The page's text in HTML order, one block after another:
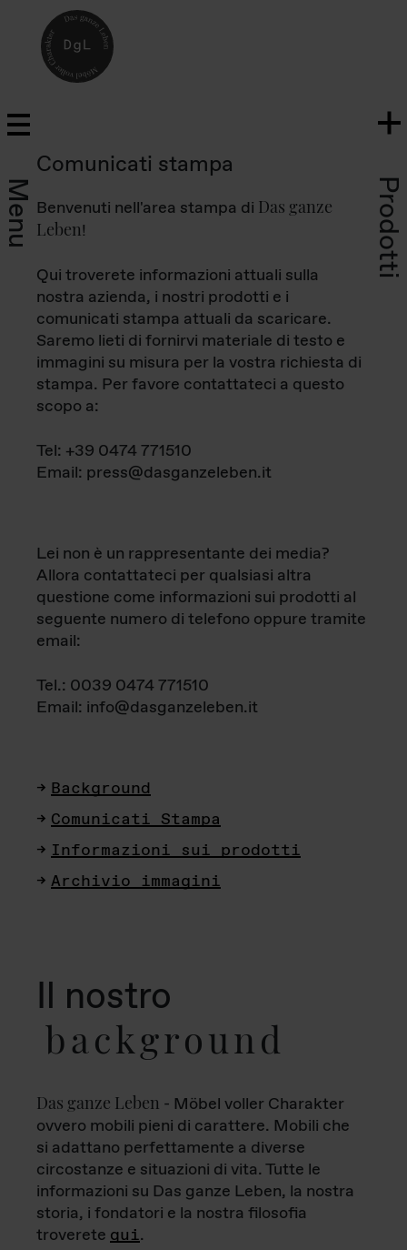
Menu Prodotti
Comunicati stampa
Benvenuti nell'area stampa di Das ganze
Leben!
Qui troverete informazioni attuali sulla
nostra azienda, i nostri prodotti e i
comunicati stampa attuali da scaricare.
Saremo lieti di fornirvi materiale di testo e
immagini su misura per la vostra richiesta di
stampa. Per favore contattateci a questo
scopo a:
Tel: +39 0474 771510
Email: press@dasganzeleben.it
Lei non è un rappresentante dei media?
Allora contattateci per qualsiasi altra
questione come informazioni sui prodotti al
seguente numero di telefono oppure tramite
email:
Tel.: 0039 0474 771510
Email: info@dasganzeleben.it
Background
Comunicati Stampa
Informazioni sui prodotti
Archivio immagini
Il nostro
background
Das ganze Leben - Möbel voller Charakter
ovvero mobili pieni di carattere. Mobili che
si adattano perfettamente a diverse
circostanze e situazioni di vita. Tutte le
informazioni su Das ganze Leben, la nostra
storia, i fondatori e la nostra filosofia
troverete qui.